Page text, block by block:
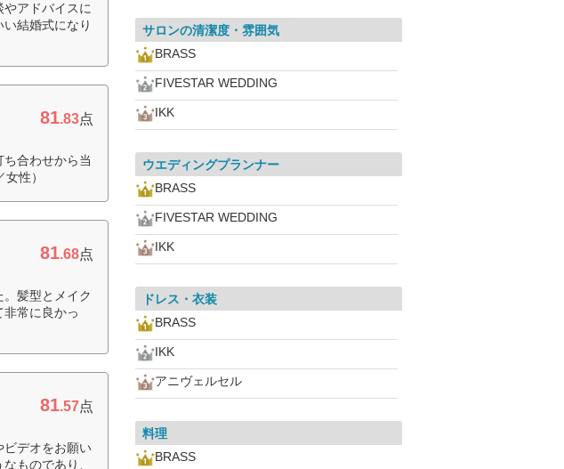
アドバイスに
結婚式になり
81.83点
合わせから当
性）
81.68点
髪型とメイク
常に良かっ
81.57点
ビデオをお願い
ものであり、
サロンの清潔度・雰囲気
BRASS
FIVESTAR WEDDING
IKK
ウエディングプランナー
BRASS
FIVESTAR WEDDING
IKK
ドレス・衣装
BRASS
IKK
アニヴェルセル
料理
BRASS